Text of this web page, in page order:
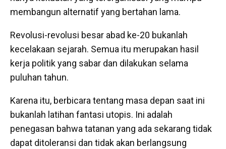
membangun alternatif yang bertahan lama.
Revolusi-revolusi besar abad ke-20 bukanlah
kecelakaan sejarah. Semua itu merupakan hasil
kerja politik yang sabar dan dilakukan selama
puluhan tahun.
Karena itu, berbicara tentang masa depan saat ini
bukanlah latihan fantasi utopis. Ini adalah
penegasan bahwa tatanan yang ada sekarang tidak
dapat ditoleransi dan tidak akan berlangsung